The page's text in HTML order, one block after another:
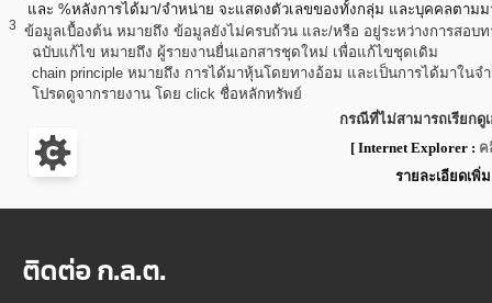
และ %หลังการได้มา/จำหน่าย จะแสดงตัวเลขของทั้งกลุ่ม และบุคคลตามม
3 ข้อมูลเบื้องต้น หมายถึง ข้อมูลยังไม่ครบถ้วน และ/หรือ อยู่ระหว่างการสอบ
ฉบับแก้ไข หมายถึง ผู้รายงานยื่นเอกสารชุดใหม่ เพื่อแก้ไขชุดเดิม
chain principle หมายถึง การได้มาหุ้นโดยทางอ้อม และเป็นการได้มาใน
โปรดดูจากรายงาน โดย click ชื่อหลักทรัพย์
กรณีที่ไม่สามารถเรียกดู
[ Internet Explorer : ค
รายละเอียดเพิ่
ติดต่อ ก.ล.ต.